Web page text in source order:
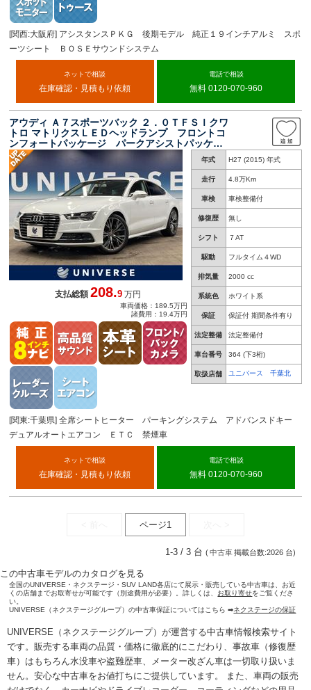
[関西:大阪府] アシスタンスＰＫＧ 後期モデル 純正１９インチアルミ スポ
ーツシート ＢＯＳＥサウンドシステム
ネットで相談
在庫確認・見積もり依頼
電話で相談
無料 0120-070-960
アウディ Ａ７スポーツバック ２．０ＴＦＳＩクワ
トロ マトリクスＬＥＤヘッドランプ フロントコ
ンフォートパッケージ パークアシストパッケー
ジ アシスタンスパッケージ ＯＰ２０インチグ
レー塗装アルミ ＭＭＩナビ 地デジ ＢＯＳＥ
サウンド パワーバックドア
年式 H27 (2015) 年式
走行 4.8万Km
車検 車検整備付
修復歴 無し
シフト ７AT
駆動 フルタイム４WD
排気量 2000 cc
系統色 ホワイト系
保証 保証付 期間条件有り
法定整備 法定整備付
車台番号 364 (下3桁)
取扱店舗 ユニバース 千葉北
支払総額208.9 万円
車両価格：189.5万円
諸費用：19.4万円
[関東:千葉県] 全席シートヒーター パーキングシステム アドバンスドキー
デュアルオートエアコン ＥＴＣ 禁煙車
ネットで相談
在庫確認・見積もり依頼
電話で相談
無料 0120-070-960
ページ1
1-3 / 3 台 (中古車掲載台数:2026 台)
この中古車モデルのカタログを見る
全国のUNIVERSE・ネクステージ・SUV LAND各店にて展示・販売している中古車は、お近
くの店舗までお取寄せが可能です（別途費用が必要）。詳しくは、 お取り寄せをご覧くださ
い。
UNIVERSE（ネクステージグループ）の中古車保証についてはこちら ➡ネクステージの保証
UNIVERSE（ネクステージグループ）が運営する中古車情報検索サイト
です。販売する車両の品質・価格に徹底的にこだわり、事故車（修復歴
車）はもちろん水没車や盗難歴車、メーター改ざん車は一切取り扱いま
せん。安心な中古車をお値打ちにご提供しています。 また、車両の販売